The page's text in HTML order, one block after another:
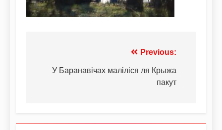
Previous:
У Баранавічах маліліся ля Крыжа
пакут